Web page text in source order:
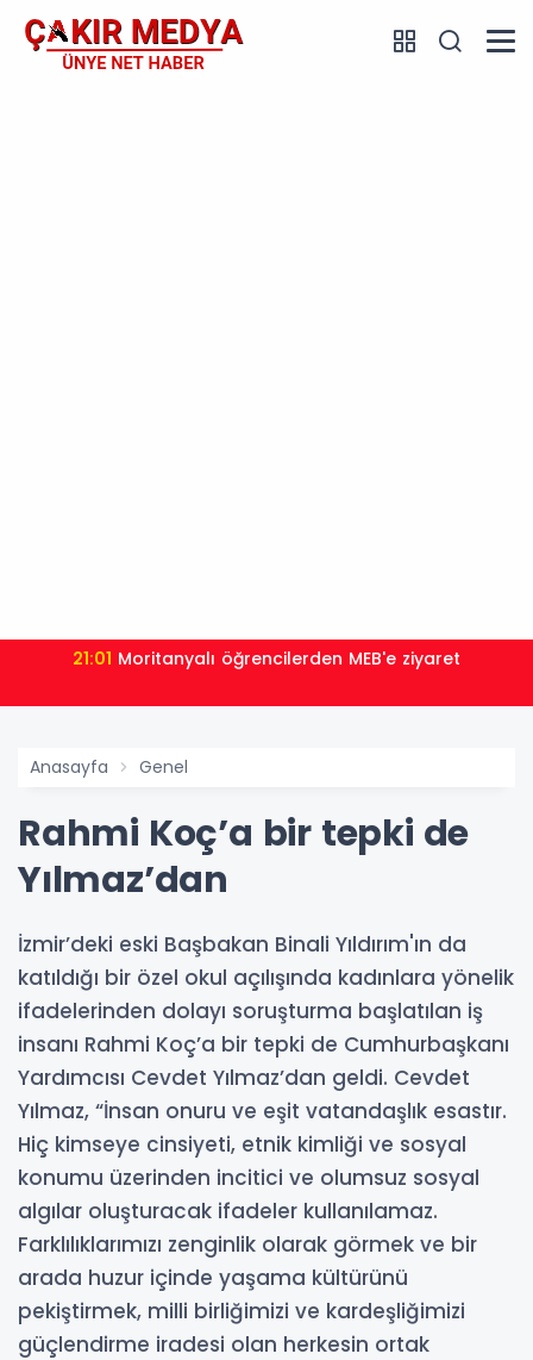
21:01 Moritanyalı öğrencilerden MEB'e ziyaret
Anasayfa Genel
Rahmi Koç’a bir tepki de
Yılmaz’dan
İzmir’deki eski Başbakan Binali Yıldırım'ın da
katıldığı bir özel okul açılışında kadınlara yönelik
ifadelerinden dolayı soruşturma başlatılan iş
insanı Rahmi Koç’a bir tepki de Cumhurbaşkanı
Yardımcısı Cevdet Yılmaz’dan geldi. Cevdet
Yılmaz, “İnsan onuru ve eşit vatandaşlık esastır.
Hiç kimseye cinsiyeti, etnik kimliği ve sosyal
konumu üzerinden incitici ve olumsuz sosyal
algılar oluşturacak ifadeler kullanılamaz.
Farklılıklarımızı zenginlik olarak görmek ve bir
arada huzur içinde yaşama kültürünü
pekiştirmek, milli birliğimizi ve kardeşliğimizi
güçlendirme iradesi olan herkesin ortak